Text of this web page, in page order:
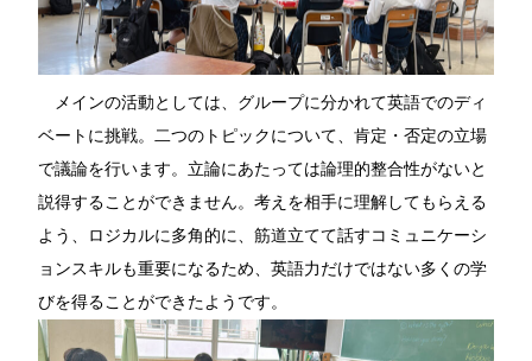
メインの活動としては、グループに分かれて英語でのディ
ベートに挑戦。二つのトピックについて、肯定・否定の立場
で議論を行います。立論にあたっては論理的整合性がないと
説得することができません。考えを相手に理解してもらえる
よう、ロジカルに多角的に、筋道立てて話すコミュニケーシ
ョンスキルも重要になるため、英語力だけではない多くの学
びを得ることができたようです。